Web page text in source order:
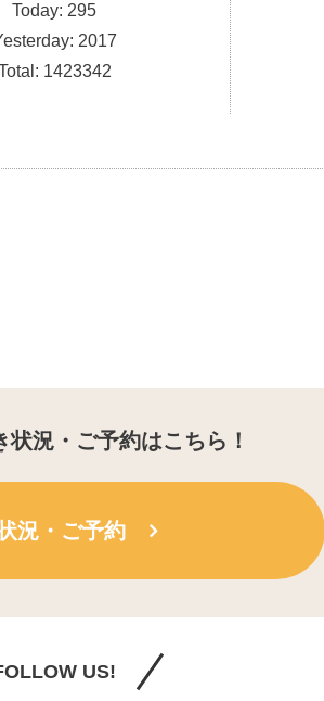
Today: 295
2017
1423342
状況・ご予約はこちら！
況・ご予約
US!